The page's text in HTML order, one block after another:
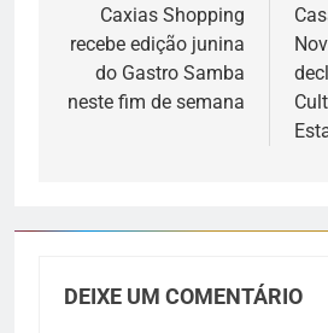
Caxias Shopping
recebe edição junina
do Gastro Samba
neste fim de semana
DEIXE UM COMENTÁRIO